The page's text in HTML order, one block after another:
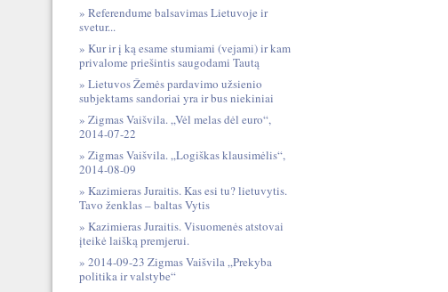
Referendume balsavimas Lietuvoje ir
svetur...
Kur ir į ką esame stumiami (vejami) ir kam
privalome priešintis saugodami Tautą
Lietuvos Žemės pardavimo užsienio
subjektams sandoriai yra ir bus niekiniai
Zigmas Vaišvila. „Vėl melas dėl euro“,
2014-07-22
Zigmas Vaišvila. „Logiškas klausimėlis“,
2014-08-09
Kazimieras Juraitis. Kas esi tu? lietuvytis.
Tavo ženklas – baltas Vytis
Kazimieras Juraitis. Visuomenės atstovai
įteikė laišką premjerui.
2014-09-23 Zigmas Vaišvila „Prekyba
politika ir valstybe“